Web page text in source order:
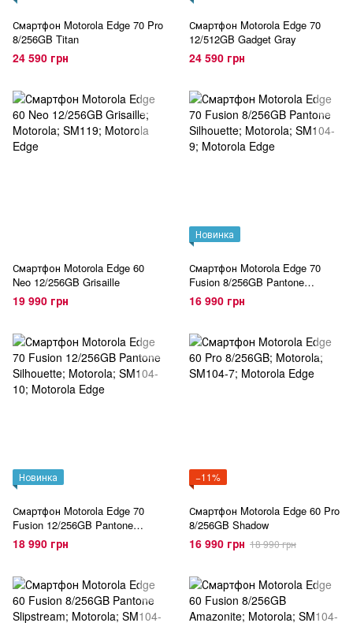
Смартфон Motorola Edge 70 Pro
8/256GB Titan
24 590 грн
Смартфон Motorola Edge 70
12/512GB Gadget Gray
24 590 грн
Смартфон Motorola Edge 60
Neo 12/256GB Grisaille
19 990 грн
Новинка
Смартфон Motorola Edge 70
Fusion 8/256GB Pantone
Silhouette
16 990 грн
Новинка
Смартфон Motorola Edge 70
Fusion 12/256GB Pantone
Silhouette
18 990 грн
−11%
Смартфон Motorola Edge 60 Pro
8/256GB Shadow
16 990 грн 18 990 грн